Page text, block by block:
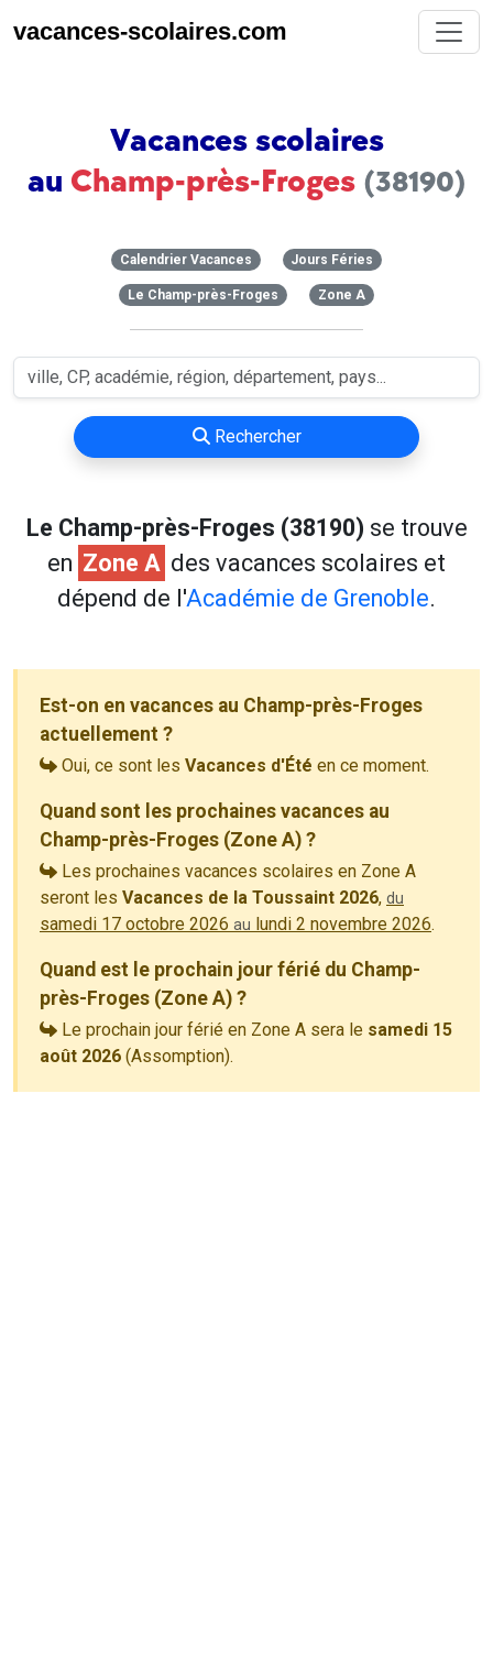
vacances-scolaires.com
Vacances scolaires
au Champ-près-Froges (38190)
Calendrier Vacances Jours Féries
Le Champ-près-Froges Zone A
Rechercher
Le Champ-près-Froges (38190) se trouve
en Zone A des vacances scolaires et
dépend de l'Académie de Grenoble.
Est-on en vacances au Champ-près-Froges
actuellement ?
Oui, ce sont les Vacances d'Été en ce moment.
Quand sont les prochaines vacances au
Champ-près-Froges (Zone A) ?
Les prochaines vacances scolaires en Zone A
seront les Vacances de la Toussaint 2026, du
samedi 17 octobre 2026 au lundi 2 novembre 2026.
Quand est le prochain jour férié du Champ-
près-Froges (Zone A) ?
Le prochain jour férié en Zone A sera le samedi 15
août 2026 (Assomption).